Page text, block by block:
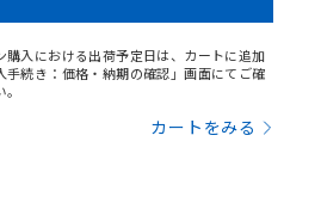
購入における出荷予定日は、カートに追加
手続き：価格・納期の確認」画面にてご確
カートをみる